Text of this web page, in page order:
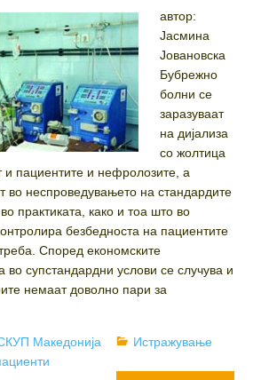
автор:
Јасмина
Јовановска
Бубрежно
болни се
заразуваат
на дијализа
со жолтица
и пациентите и нефролозите, а
во неспроведувањето на стандардите
практиката, како и тоа што во
безбедноста на пациентите
Според економските
во супстандардни услови се случува и
немаат доволно пари за
Македонија Categories
Истражување